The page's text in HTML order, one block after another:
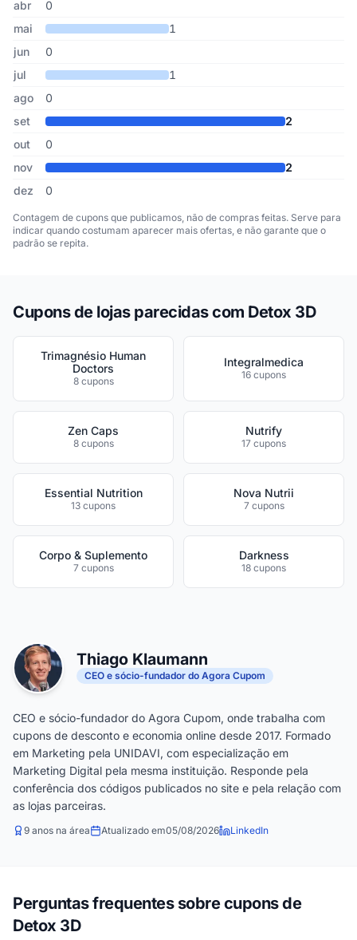
abr
0
mai
1
jun
0
jul
1
ago
0
set
2
out
0
nov
2
dez
0
Contagem de cupons que publicamos, não de compras feitas. Serve para
indicar quando costumam aparecer mais ofertas, e não garante que o
padrão se repita.
Cupons de lojas parecidas com Detox 3D
Trimagnésio Human
Doctors
8 cupons
Integralmedica
16 cupons
Zen Caps
8 cupons
Nutrify
17 cupons
Essential Nutrition
13 cupons
Nova Nutrii
7 cupons
Corpo & Suplemento
7 cupons
Darkness
18 cupons
Thiago Klaumann
CEO e sócio-fundador do Agora Cupom
CEO e sócio-fundador do Agora Cupom, onde trabalha com
cupons de desconto e economia online desde 2017. Formado
em Marketing pela UNIDAVI, com especialização em
Marketing Digital pela mesma instituição. Responde pela
conferência dos códigos publicados no site e pela relação com
as lojas parceiras.
9 anos na área Atualizado em05/08/2026 LinkedIn
Perguntas frequentes sobre cupons de
Detox 3D